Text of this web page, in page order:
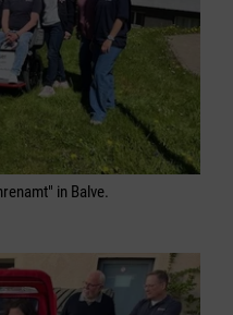
in Balve.